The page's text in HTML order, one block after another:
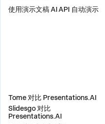
使用演示文稿 AI API 自动演示
Tome 对比 Presentations.AI
Slidesgo 对比
Presentations.AI